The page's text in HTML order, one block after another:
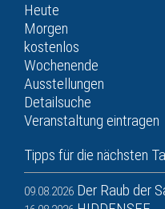
Heute
Morgen
kostenlos
Wochenende
Ausstellungen
Detailsuche
Veranstaltung eintragen
Tipps für die nächsten
09.08.2026 Der Raub der